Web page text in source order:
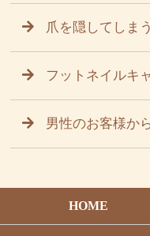
爪を隠してしま
フットネイルキ
男性のお客様か
HOME